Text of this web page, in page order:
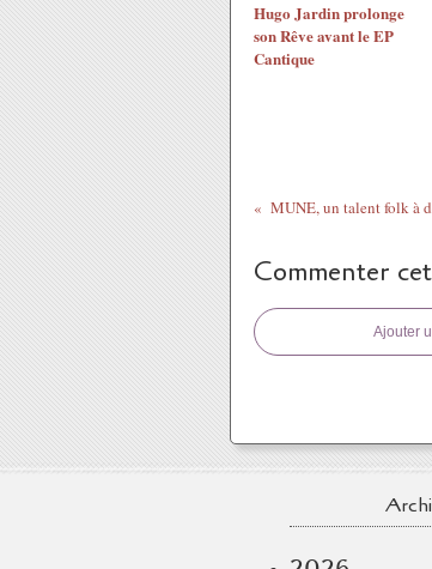
Hugo Jardin prolonge
son Rêve avant le EP
Cantique
Commenter
Ajouter